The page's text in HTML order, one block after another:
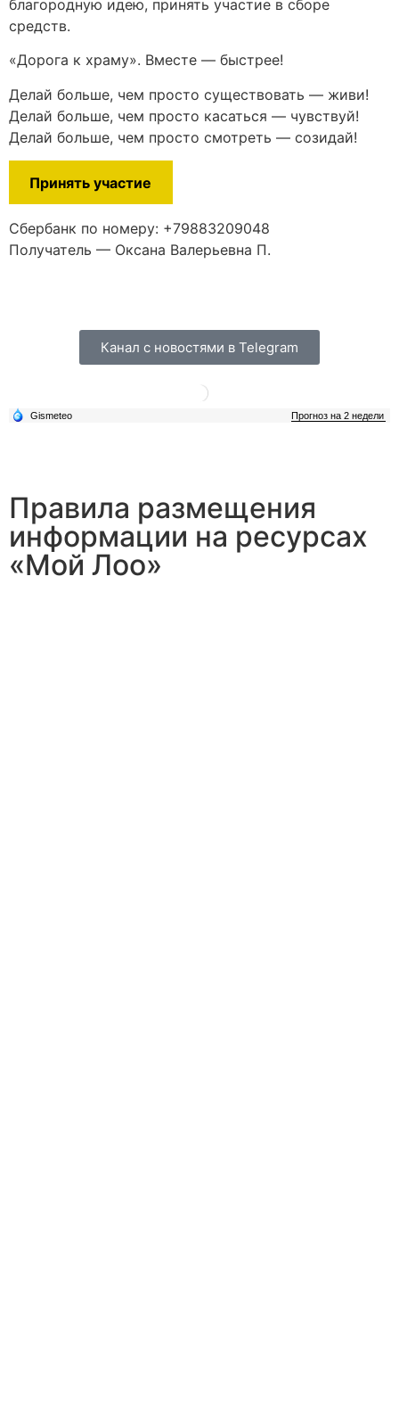
благородную идею, принять участие в сборе
средств.
«Дорога к храму». Вместе — быстрее!
Делай больше, чем просто существовать — живи!
Делай больше, чем просто касаться — чувствуй!
Делай больше, чем просто смотреть — созидай!
Принять участие
Сбербанк по номеру: +79883209048
Получатель — Оксана Валерьевна П.
Канал с новостями в Telegram
Правила размещения
информации на ресурсах
«Мой Лоо»